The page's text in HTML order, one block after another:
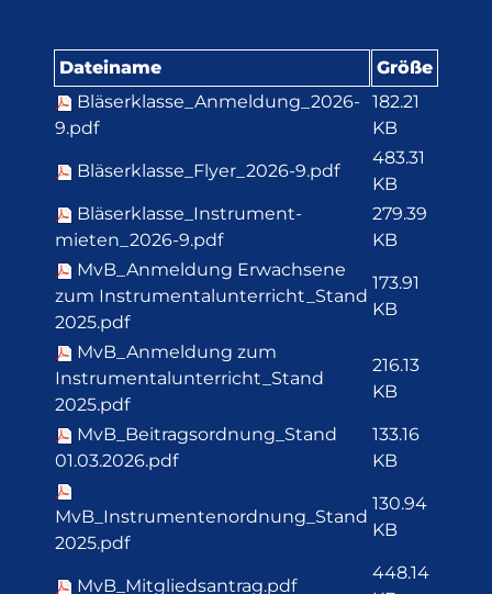
Dateiname
Größe
Bläserklasse_Anmeldung_2026-
9.pdf
182.21
KB
Bläserklasse_Flyer_2026-9.pdf
483.31
KB
Bläserklasse_Instrument-
mieten_2026-9.pdf
279.39
KB
MvB_Anmeldung Erwachsene
zum Instrumentalunterricht_Stand
2025.pdf
173.91
KB
MvB_Anmeldung zum
Instrumentalunterricht_Stand
2025.pdf
216.13
KB
MvB_Beitragsordnung_Stand
01.03.2026.pdf
133.16
KB
MvB_Instrumentenordnung_Stand
2025.pdf
130.94
KB
MvB_Mitgliedsantrag.pdf
448.14